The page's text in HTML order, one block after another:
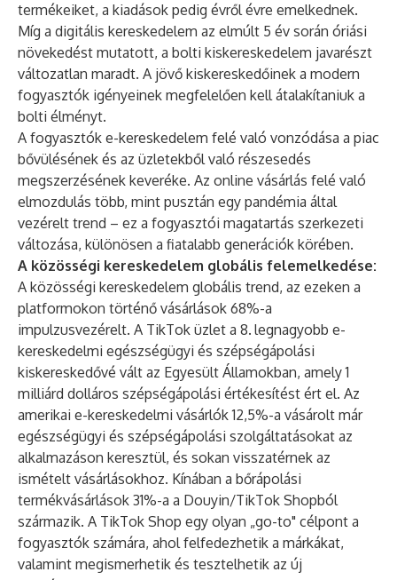
termékeiket, a kiadások pedig évről évre emelkednek.
Míg a digitális kereskedelem az elmúlt 5 év során óriási
növekedést mutatott, a bolti kiskereskedelem javarészt
változatlan maradt. A jövő kiskereskedőinek a modern
fogyasztók igényeinek megfelelően kell átalakítaniuk a
bolti élményt.
A fogyasztók e-kereskedelem felé való vonzódása a piac
bővülésének és az üzletekből való részesedés
megszerzésének keveréke. Az online vásárlás felé való
elmozdulás több, mint pusztán egy pandémia által
vezérelt trend – ez a fogyasztói magatartás szerkezeti
változása, különösen a fiatalabb generációk körében.
A közösségi kereskedelem globális felemelkedése:
A közösségi kereskedelem globális trend, az ezeken a
platformokon történő vásárlások 68%-a
impulzusvezérelt. A TikTok üzlet a 8. legnagyobb e-
kereskedelmi egészségügyi és szépségápolási
kiskereskedővé vált az Egyesült Államokban, amely 1
milliárd dolláros szépségápolási értékesítést ért el. Az
amerikai e-kereskedelmi vásárlók 12,5%-a vásárolt már
egészségügyi és szépségápolási szolgáltatásokat az
alkalmazáson keresztül, és sokan visszatérnek az
ismételt vásárlásokhoz. Kínában a bőrápolási
termékvásárlások 31%-a a Douyin/TikTok Shopból
származik. A TikTok Shop egy olyan „go-to" célpont a
fogyasztók számára, ahol felfedezhetik a márkákat,
valamint megismerhetik és tesztelhetik az új